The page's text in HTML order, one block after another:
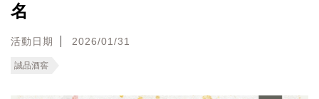
名
活動日期 2026/01/31
誠品酒窖